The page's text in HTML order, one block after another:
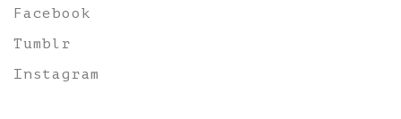
Facebook
Tumblr
Instagram